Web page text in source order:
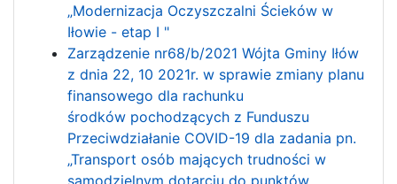
„Modernizacja Oczyszczalni Ścieków w
Iłowie - etap I "
Zarządzenie nr68/b/2021 Wójta Gminy Iłów
z dnia 22, 10 2021r. w sprawie zmiany planu
finansowego dla rachunku
środków pochodzących z Funduszu
Przeciwdziałanie COVID-19 dla zadania pn.
„Transport osób mających trudności w
samodzielnym dotarciu do punktów